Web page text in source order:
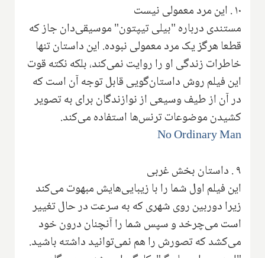
۱۰.این مرد معمولی نیست
مستندی درباره "بیلی تیپتون" موسیقی‌دان جاز که
قطعا هرگز یک مرد معمولی نبوده. این داستان تنها
خاطرات زندگی او را روایت نمی‌کند، بلکه نکته قوت
این فیلم روش داستان‌گویی قابل توجه آن است که
در آن از طیف وسیعی از نوازندگان برای به تصویر
کشیدن موضوعات ترنس‌ها استفاده می‌کند.
No Ordinary Man
۹.داستان بخش غربی
این فیلم اول شما را با زیبایی‌هایش مبهوت می‌کند
زیرا دوربین روی شهری که به سرعت در حال تغییر
است می‌چرخد و سپس شما را آنچنان درون خود
می‌کشد که تصورش را هم نمی‌توانید داشته باشید.